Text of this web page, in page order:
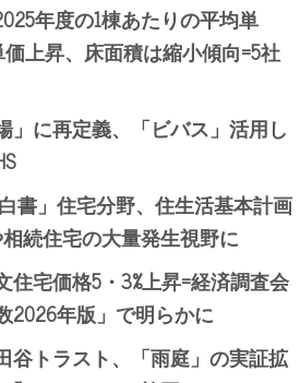
年度の1棟あたりの平均単
上昇、床面積は縮小傾向=5社
」に再定義、「ビバス」活用し
書」住宅分野、住生活基本計画
続住宅の大量発生視野に
宅価格5・3%上昇=経済調査会
2026年版」で明らかに
谷トラスト、「雨庭」の実証拡